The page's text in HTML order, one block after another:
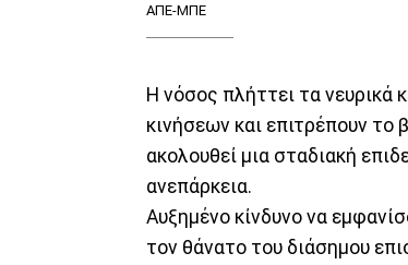
ΑΠΕ-ΜΠΕ
Η νόσος πλήττει τα νευρικά
κινήσεων και επιτρέπουν το
ακολουθεί μια σταδιακή
ανεπάρκεια.
Αυξημένο κίνδυνο να
τον θάνατο του διάσημου